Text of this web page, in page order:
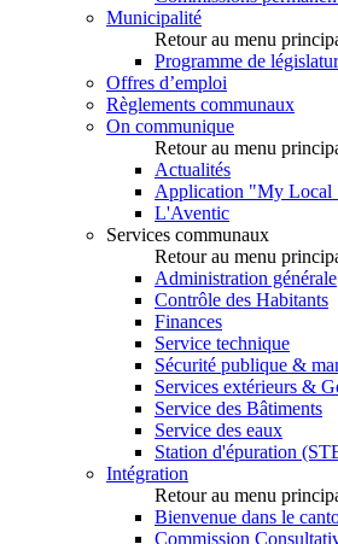
Municipalité
Retour au menu
Programme de
Offres d’emploi
Règlements communaux
On communique
Retour au menu
Actualités
Application "My Local
L'Aventic
Services communaux
Retour au menu
Administration générale
Contrôle des Habitants
Finances
Service technique
Sécurité publique &
Services extérieurs &
Service des Bâtiments
Service des eaux
Station d'épuration
Intégration
Retour au menu
Bienvenue dans le
Commission